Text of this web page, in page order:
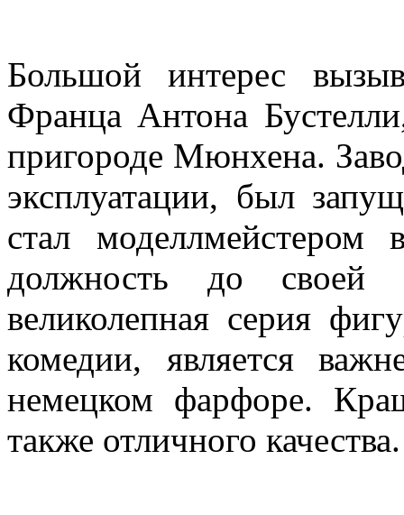
Большой интерес
Франца Антона
пригороде Мюнхена.
эксплуатации, был
стал
должность до
великолепная серия
комедии, является
немецком фарфоре.
также отличного качества.